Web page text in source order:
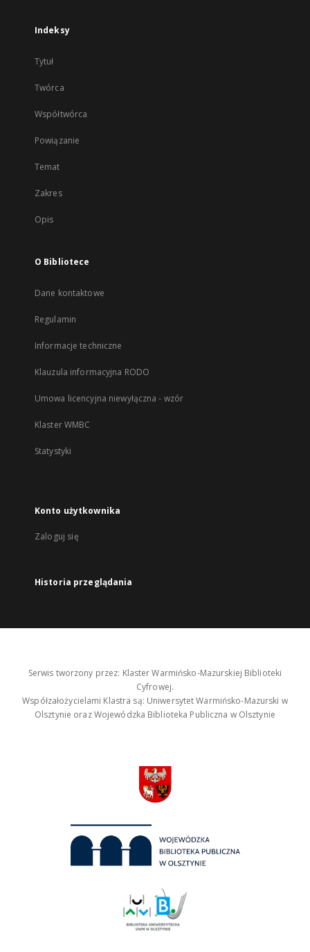
Indeksy
Tytuł
Twórca
Współtwórca
Powiązanie
Temat
Zakres
Opis
O Bibliotece
Dane kontaktowe
Regulamin
Informacje techniczne
Klauzula informacyjna RODO
Umowa licencyjna niewyłączna - wzór
Klaster WMBC
Statystyki
Konto użytkownika
Zaloguj się
Historia przeglądania
Serwis tworzony przez: Klaster Warmińsko-Mazurskiej Biblioteki
Cyfrowej.
Współzałożycielami Klastra są: Uniwersytet Warmińsko-Mazurski w
Olsztynie oraz Wojewódzka Biblioteka Publiczna w Olsztynie